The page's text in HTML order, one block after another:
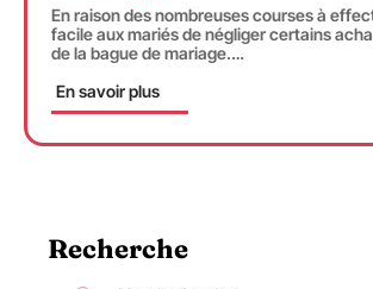
En raison des nombreuses courses à
facile aux mariés de négliger certains
de la bague de mariage.…
En savoir plus
Recherche